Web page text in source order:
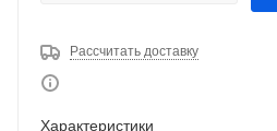
Рассчитать доставку
Характеристики